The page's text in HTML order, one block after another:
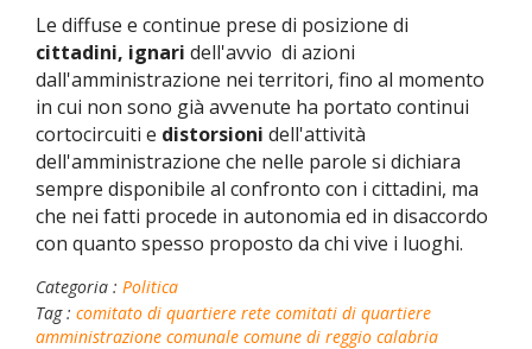
Le diffuse e continue prese di posizione di
cittadini, ignari dell'avvio di azioni
dall'amministrazione nei territori, fino al momento
in cui non sono già avvenute ha portato continui
cortocircuiti e distorsioni dell'attività
dell'amministrazione che nelle parole si dichiara
sempre disponibile al confronto con i cittadini, ma
che nei fatti procede in autonomia ed in disaccordo
con quanto spesso proposto da chi vive i luoghi.
Categoria : Politica
Tag : comitato di quartiere rete comitati di quartiere
amministrazione comunale comune di reggio calabria